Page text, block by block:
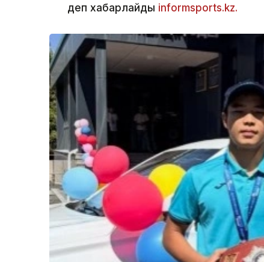
деп хабарлайды informsports.kz.